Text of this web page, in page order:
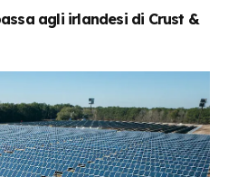
agli irlandesi di Crust &